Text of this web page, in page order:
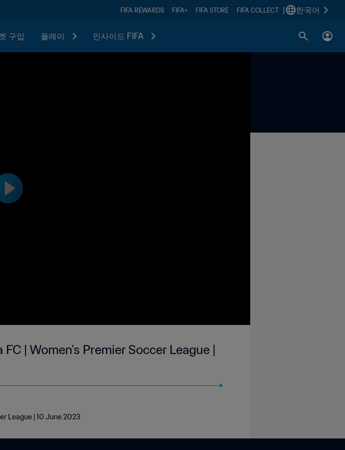
FIFA REWARDS FIFA+ FIFA STORE FIFA COLLECT 한국어
구입 플레이 인사이드 FIFA
| Women's Premier Soccer League |
League | 10 June 2023